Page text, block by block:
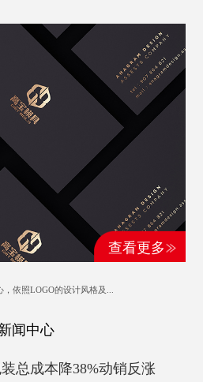
查看更多
依照LOGO的设计风格及...
闻中心
总成本降38%动销反涨